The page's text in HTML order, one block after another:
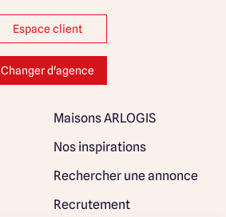
Espace client
Changer d'agence
Maisons ARLOGIS
Nos inspirations
Rechercher une annonce
Recrutement